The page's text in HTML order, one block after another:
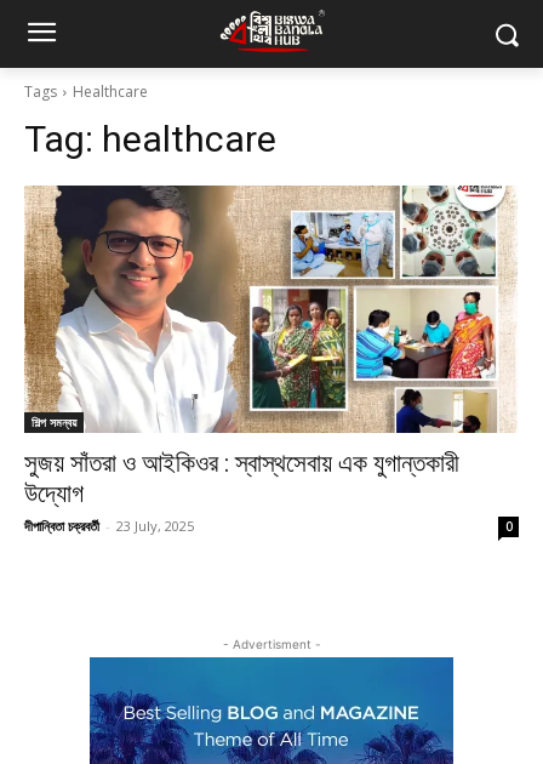
Tags Healthcare
Tag: healthcare
শিল্প সমন্বয়
সুজয় সাঁতরা ও আইকিওর : স্বাস্থসেবায় এক যুগান্তকারী
উদ্যোগ
দীপান্বিতা চক্রবর্তী - 23 July, 2025 0
- Advertisment -